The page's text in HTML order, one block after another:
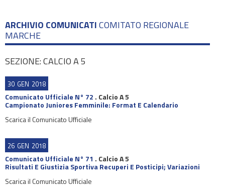
ARCHIVIO COMUNICATICOMITATO REGIONALE
MARCHE
SEZIONE: CALCIO A 5
30 GEN 2018
Comunicato Ufficiale N° 72 . Calcio A 5
Campionato Juniores Femminile: Format E Calendario
Scarica il Comunicato Ufficiale
26 GEN 2018
Comunicato Ufficiale N° 71 . Calcio A 5
Risultati E Giustizia Sportiva Recuperi E Posticipi; Variazioni
Scarica il Comunicato Ufficiale